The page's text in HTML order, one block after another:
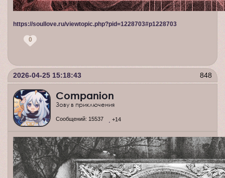
https://soullove.ru/viewtopic.php?pid=1228703#p1228703
0
848
2026-04-25 15:18:43
Companion
Зову в приключения
Сообщений: 15537 +14